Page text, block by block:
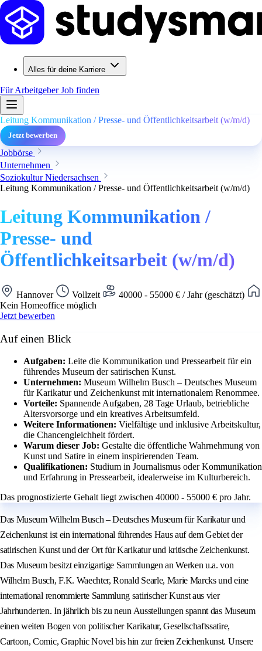
Alles für deine Karriere
Für ArbeitgeberJob finden
Leitung Kommunikation / Presse- und Öffentlichkeitsarbeit (w/m/d)
Jetzt bewerben
Jobbörse
Unternehmen
Soziokultur Niedersachsen
Leitung Kommunikation / Presse- und Öffentlichkeitsarbeit (w/m/d)
Leitung Kommunikation /
Presse- und
Öffentlichkeitsarbeit (w/m/d)
Hannover Vollzeit
40000 - 55000 € / Jahr (geschätzt)
Kein Homeoffice möglich
Jetzt bewerben
Auf einen Blick
Aufgaben: Leite die Kommunikation und Pressearbeit für ein
führendes Museum der satirischen Kunst.
Unternehmen: Museum Wilhelm Busch – Deutsches Museum
für Karikatur und Zeichenkunst mit internationalem Renommee.
Vorteile: Spannende Aufgaben, 28 Tage Urlaub, betriebliche
Altersvorsorge und ein kreatives Arbeitsumfeld.
Weitere Informationen: Vielfältige und inklusive Arbeitskultur,
die Chancengleichheit fördert.
Warum dieser Job: Gestalte die öffentliche Wahrnehmung von
Kunst und Satire in einem inspirierenden Team.
Qualifikationen: Studium in Journalismus oder Kommunikation
und Erfahrung in Pressearbeit, idealerweise im Kulturbereich.
Das prognostizierte Gehalt liegt zwischen 40000 - 55000 € pro Jahr.
Das Museum Wilhelm Busch – Deutsches Museum für Karikatur und
Zeichenkunst ist ein international führendes Haus auf dem Gebiet der
satirischen Kunst und der Ort für Karikatur und kritische Zeichenkunst.
Das Museum besitzt einzigartige Sammlungen an Werken u.a. von
Wilhelm Busch, F.K. Waechter, Ronald Searle, Marie Marcks und eine
international renommierte Sammlung satirischer Kunst aus vier
Jahrhunderten. In jährlich bis zu neun Ausstellungen spannt das Museum
einen weiten Bogen von politischer Karikatur, Gesellschaftssatire,
Cartoon, Comic, Graphic Novel bis hin zur freien Zeichenkunst. Unsere